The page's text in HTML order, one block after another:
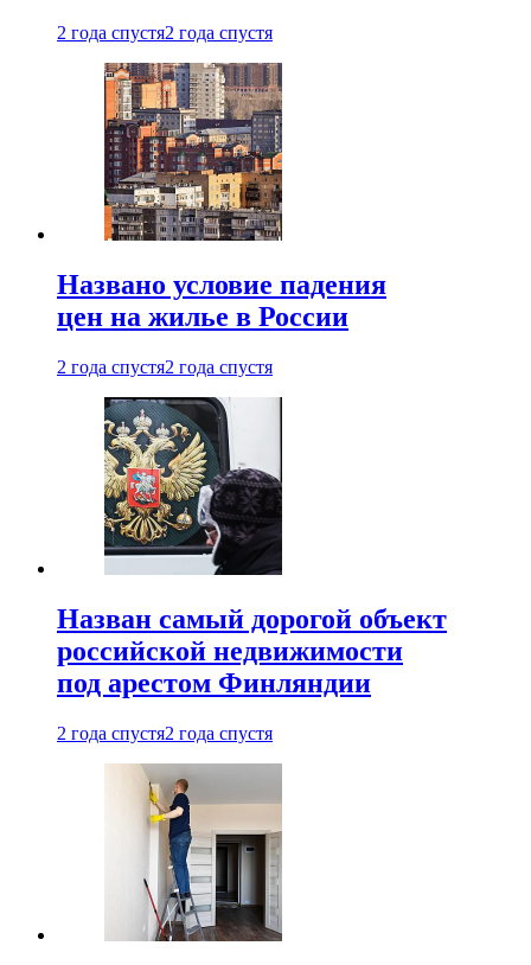
2 года спустя2 года спустя
Названо условие падения
цен на жилье в России
2 года спустя2 года спустя
Назван самый дорогой объект
российской недвижимости
под арестом Финляндии
2 года спустя2 года спустя